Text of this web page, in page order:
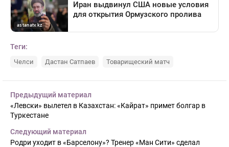
Теги:
Челси Дастан Сатпаев Товарищеский матч
Предыдущий материал
«Левски» вылетел в Казахстан: «Кайрат» примет болгар в
Туркестане
Следующий материал
Родри уходит в «Барселону»? Тренер «Ман Сити» сделал